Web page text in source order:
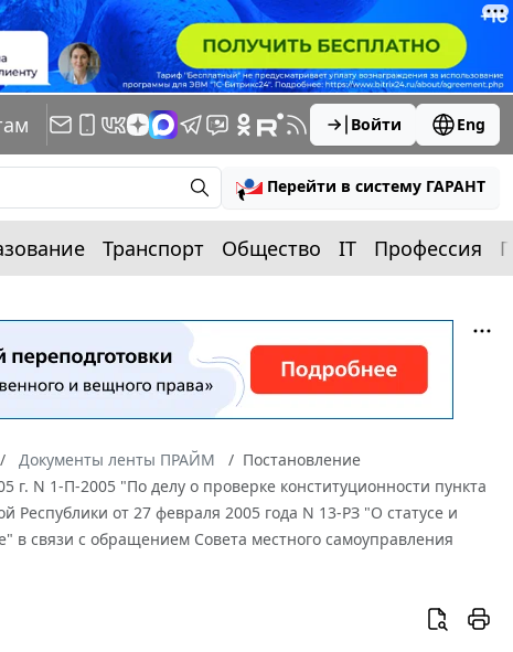
Войти Eng
Перейти в систему ГАРАНТ
Транспорт Общество IT Профессия
Документы ленты ПРАЙМ
Постановление
г. N 1-П-2005 "По делу о проверке конституционности пункта
Республики от 27 февраля 2005 года N 13-РЗ "О статусе и
в связи с обращением Совета местного самоуправления